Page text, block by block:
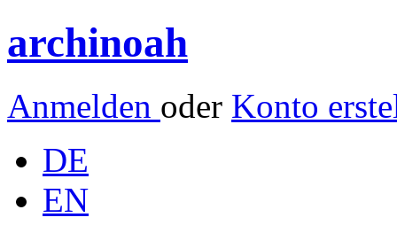
archinoah
Anmelden oder Konto
DE
EN